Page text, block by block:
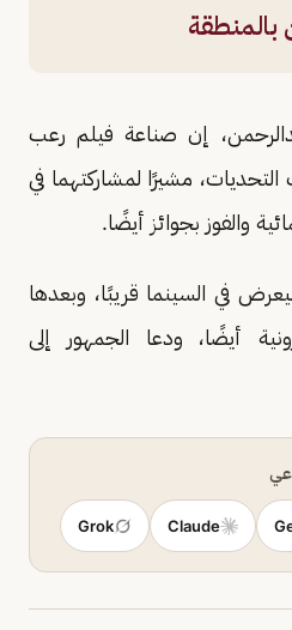
بالمنطقة
إن صناعة فيلم رعب
مشيرًا لمشاركتهما في
والفوز بجوائز أيضًا.
في السينما قريبًا، وبعدها
أيضًا، ودعا الجمهور إلى
Claude
Grok